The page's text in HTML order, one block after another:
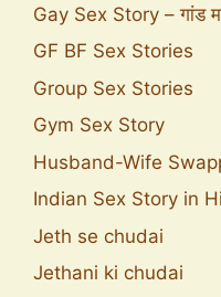
Gay Sex Story – गांड
GF BF Sex Stories
Group Sex Stories
Gym Sex Story
Husband-Wife
Indian Sex Story in
Jeth se chudai
Jethani ki chudai